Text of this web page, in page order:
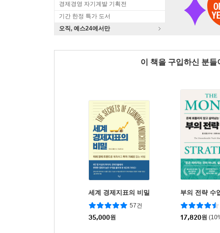
경제경영 자기계발 기획전
기간 한정 특가 도서
오직, 예스24에서만
이 책을 구입하신 분
세계 경제지표의 비밀
57건
35,000원
부의 전략 수
17,820원